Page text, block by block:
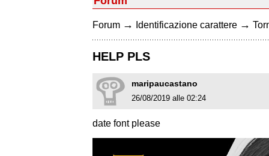
Forum → Identificazione carattere →
HELP PLS
maripaucastano
26/08/2019 alle 02:24
date font please